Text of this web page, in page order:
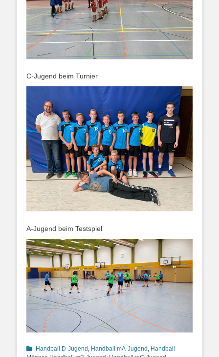
C-Jugend beim Turnier
A-Jugend beim Testspiel
Kategorien
Handball D-Jugend , Handball mA-Jugend , Handball